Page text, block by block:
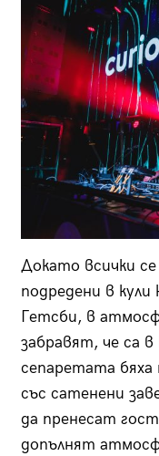
Докато всички
подредени в
Гетсби, в
забравят, че са
сепаретата бяха
със сатенени
да пренесат
допълнят